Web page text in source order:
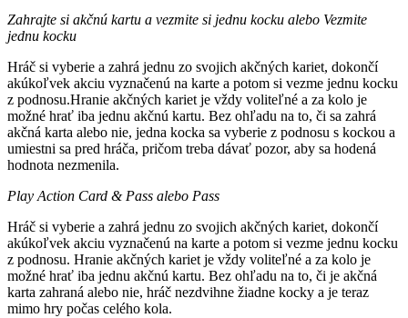
Zahrajte si akčnú kartu a vezmite si jednu kocku alebo Vezmite
jednu kocku
Hráč si vyberie a zahrá jednu zo svojich akčných kariet, dokončí
akúkoľvek akciu vyznačenú na karte a potom si vezme jednu kocku
z podnosu.Hranie akčných kariet je vždy voliteľné a za kolo je
možné hrať iba jednu akčnú kartu. Bez ohľadu na to, či sa zahrá
akčná karta alebo nie, jedna kocka sa vyberie z podnosu s kockou a
umiestni sa pred hráča, pričom treba dávať pozor, aby sa hodená
hodnota nezmenila.
Play Action Card & Pass alebo Pass
Hráč si vyberie a zahrá jednu zo svojich akčných kariet, dokončí
akúkoľvek akciu vyznačenú na karte a potom si vezme jednu kocku
z podnosu. Hranie akčných kariet je vždy voliteľné a za kolo je
možné hrať iba jednu akčnú kartu. Bez ohľadu na to, či je akčná
karta zahraná alebo nie, hráč nezdvihne žiadne kocky a je teraz
mimo hry počas celého kola.